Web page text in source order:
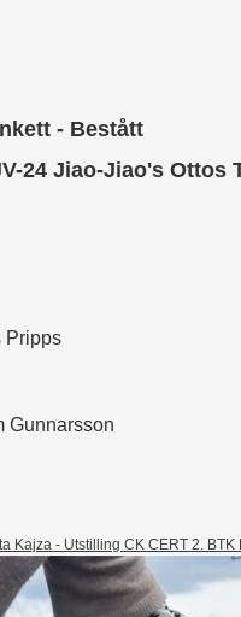
- Bestått
24 Jiao-Jiao's Ottos
Pripps
Gunnarsson
Kajza - Utstilling CK CERT 2.